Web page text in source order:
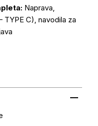
Naprava,
TYPE C), navodila za